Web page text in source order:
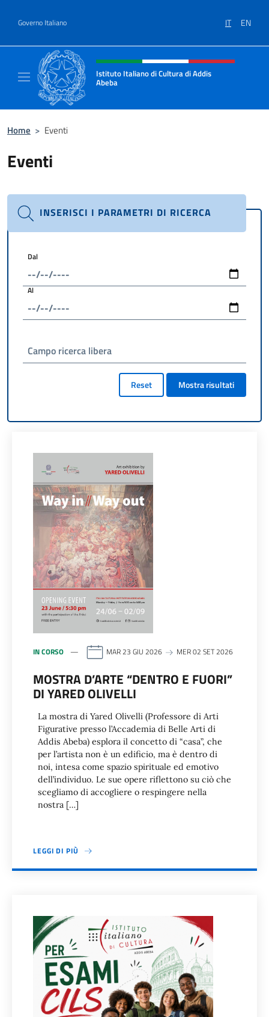
Governo Italiano IT EN
Intestazione sito, social e menù
Istituto Italiano di Cultura di Addis
Abeba
Home > Eventi
Eventi
INSERISCI I PARAMETRI DI RICERCA
Dal
Al
Campo ricerca libera
Reset Mostra risultati
IN CORSO MAR 23 GIU 2026 MER 02 SET 2026
MOSTRA D’ARTE “DENTRO E FUORI”
DI YARED OLIVELLI
La mostra di Yared Olivelli (Professore di Arti
Figurative presso l’Accademia di Belle Arti di
Addis Abeba) esplora il concetto di “casa”, che
per l’artista non è un edificio, ma è dentro di
noi, intesa come spazio spirituale ed emotivo
dell’individuo. Le sue opere riflettono su ciò che
scegliamo di accogliere o respingere nella
nostra […]
LEGGI DI PIÙ